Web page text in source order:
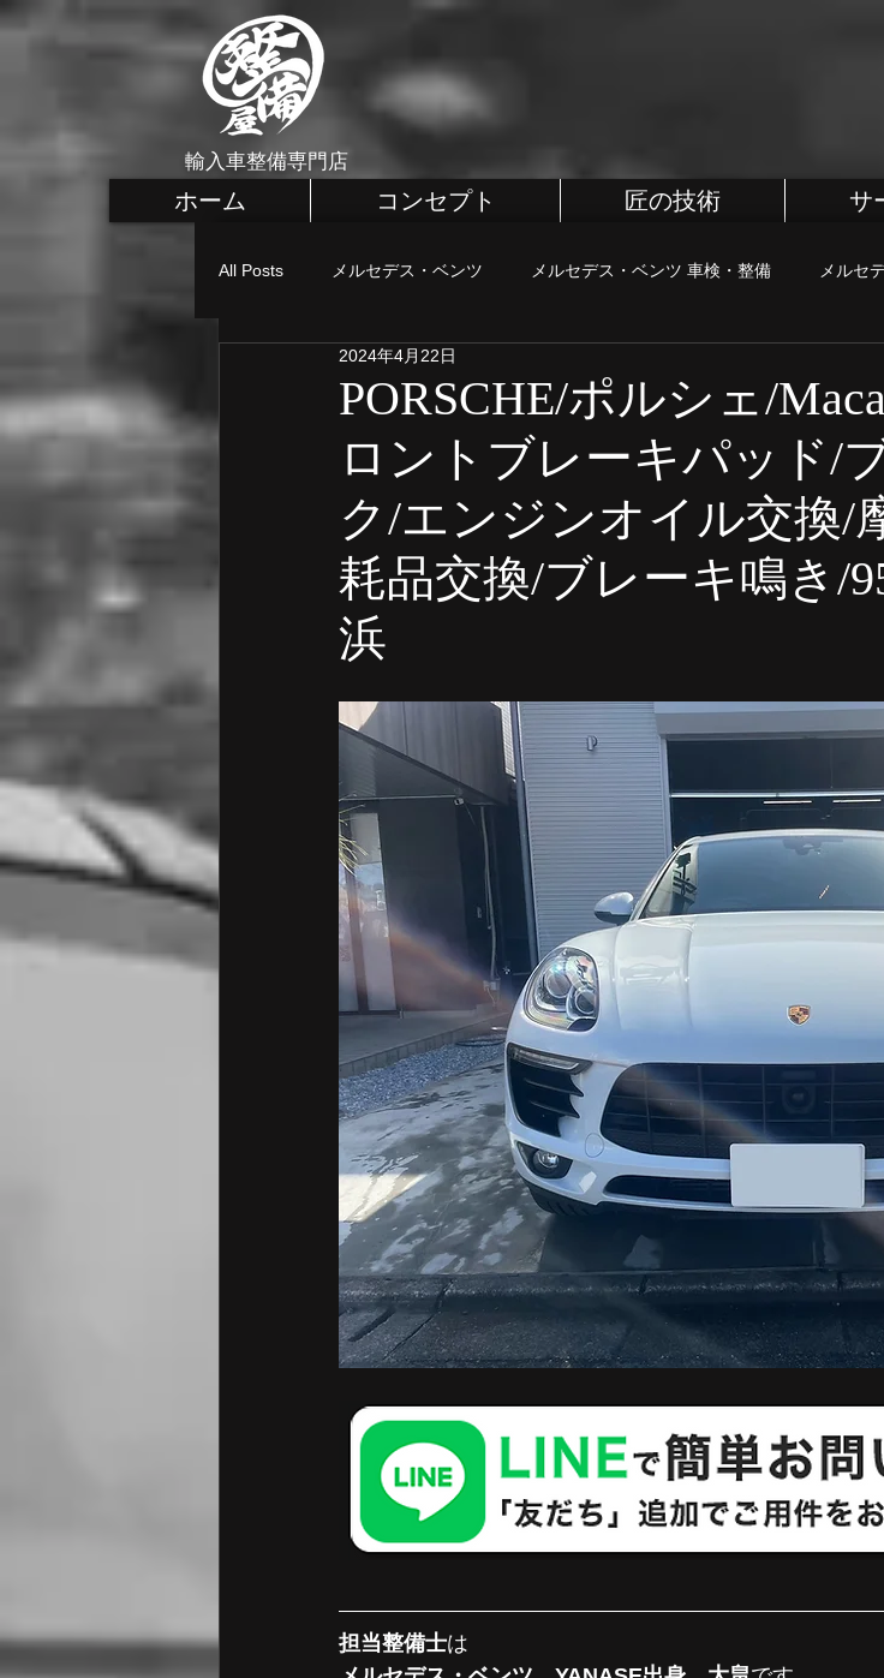
ホーム コンセプト 匠の技術 サ
All Posts メルセデス・ベンツ メルセデス・ベンツ 車検・整備 メルセ
メルセデス・ベンツ カスタム
MINI 点検・診断 MINI カスタム 町田、相模原
ポルシェ 点検 診断 ポルシェ 車検 MINI板金塗装 フォルク
フォルクスワーゲン オイル交換
アウディ 点検・修理 アウディ 車両診断 板金
フォルクスワーゲン BMW
PORSCHE/ポルシェ/
ロントブレーキパッド/
ク/エンジンオイル交換/
耗品交換/ブレーキ鳴き/
浜
2024年4月22日
担当整備士は
輸入車整備専門店